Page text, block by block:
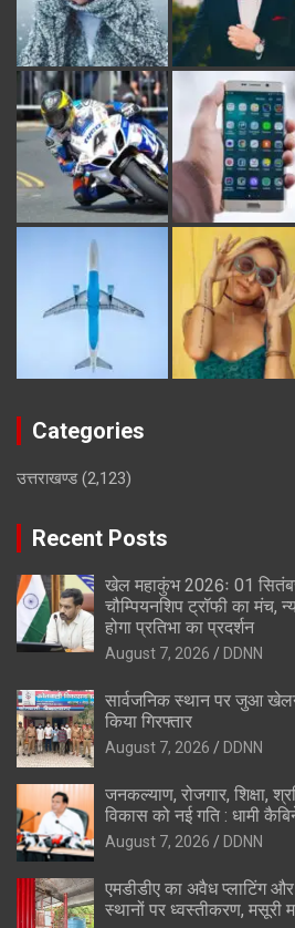
Categories
उत्तराखण्ड(2,123)
Recent Posts
खेल महाकुंभ 2026ः 01
चौम्पियनशिप ट्रॉफी का मंच,
होगा प्रतिभा का प्रदर्शन
August 7, 2026 DDNN
सार्वजनिक स्थान पर जुआ
किया गिरफ्तार
August 7, 2026 DDNN
जनकल्याण, रोजगार, शिक्षा,
विकास को नई गति : धामी
August 7, 2026 DDNN
एमडीडीए का अवैध प्लाटिंग और
स्थानों पर ध्वस्तीकरण, मसूरी